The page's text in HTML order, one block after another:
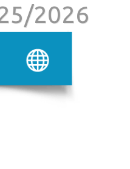
2026